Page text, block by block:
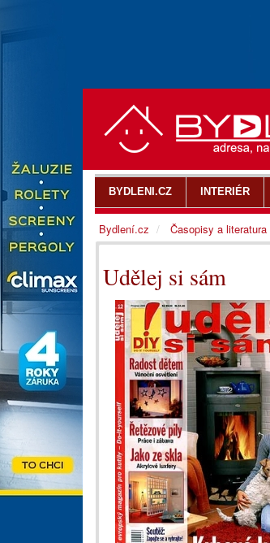
Udělej si sám
BYDLENI.CZ INTERIÉR
Bydlení.cz Časopisy a literatura